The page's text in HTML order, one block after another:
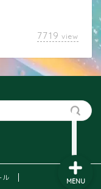
7719 view
ル
MENU
ラレンズ
YouTube